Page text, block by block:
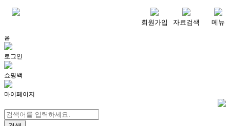
회원가입 자료검색 메뉴
홈
로그인
쇼핑백
마이페이지